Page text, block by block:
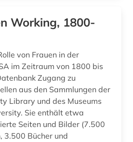
kurzgeschichte (1)
lagerstättenkunde (1)
Working, 1800-
von Frauen in der
im Zeitraum von 1800 bis
Zugang zu
aus den Sammlungen der
Library und des Museums
Sie enthält etwa
Seiten und Bilder (7.500
3.500 Bücher und